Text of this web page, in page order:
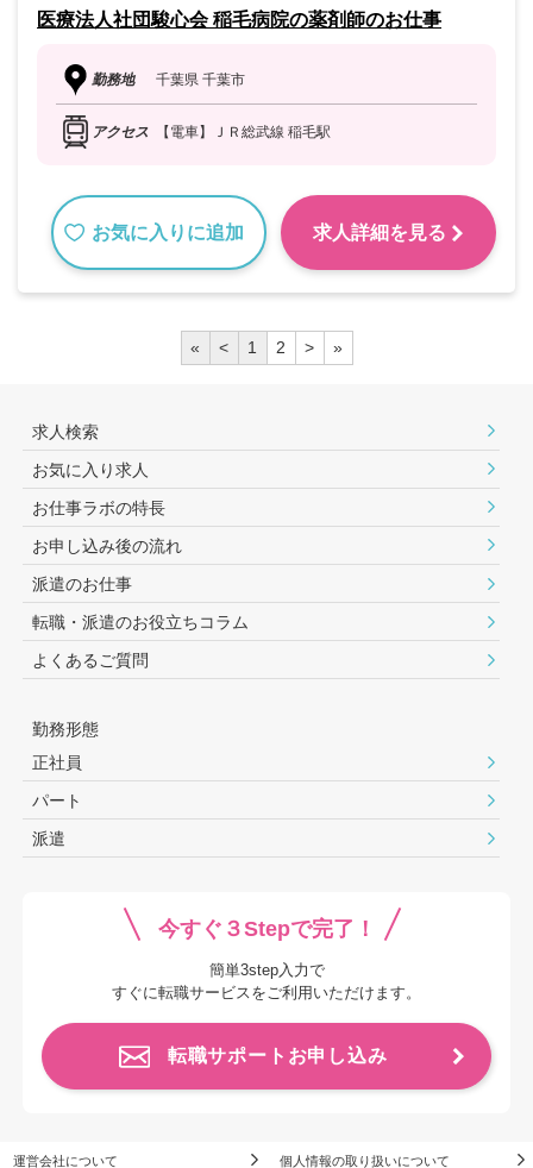
医療法人社団駿心会 稲毛病院の薬剤師のお仕事
勤務地 千葉県 千葉市
アクセス 【電車】ＪＲ総武線 稲毛駅
お気に入りに追加 求人詳細を見る
« < 1 2 > »
求人検索
お気に入り求人
お仕事ラボの特長
お申し込み後の流れ
派遣のお仕事
転職・派遣のお役⽴ちコラム
よくあるご質問
勤務形態
正社員
パート
派遣
今すぐ３Stepで完了！
簡単3step入力で
すぐに転職サービスをご利用いただけます。
転職サポートお申し込み
運営会社について 個人情報の取り扱いについて